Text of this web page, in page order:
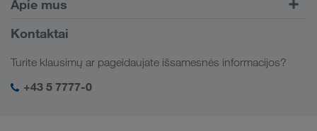
Klientų portalas CONNECT
Skaitmeniniai sprendimai
Kaukazas
Centrinė Azija
Artimieji Rytai
Apie mus
Įmonės informacija
Socialinė atsakomybė
SHEQ-valdymas
Kontaktai
Turite klausimų ar pageidaujate išsamesnės informacijos?
+43 5 7777-0